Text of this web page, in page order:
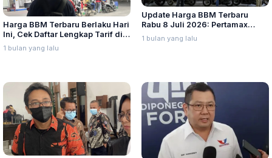
Harga BBM Terbaru Berlaku Hari
Ini, Cek Daftar Lengkap Tarif di
Seluruh Indonesia
1 bulan yang lalu
Update Harga BBM Terbaru
Rabu 8 Juli 2026: Pertamax
Turbo, Dexlite, dan Pertamina
Dex Turun
1 bulan yang lalu